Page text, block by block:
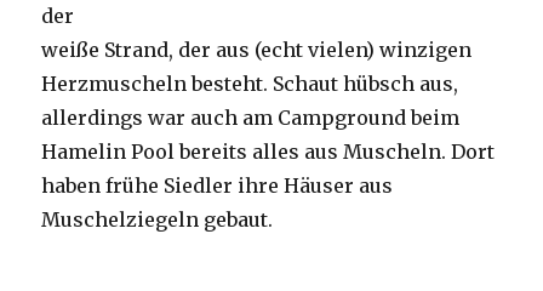
der
weiße Strand, der aus (echt vielen) winzigen
Herzmuscheln besteht. Schaut hübsch aus,
allerdings war auch am Campground beim
Hamelin Pool bereits alles aus Muscheln. Dort
haben frühe Siedler ihre Häuser aus
Muschelziegeln gebaut.